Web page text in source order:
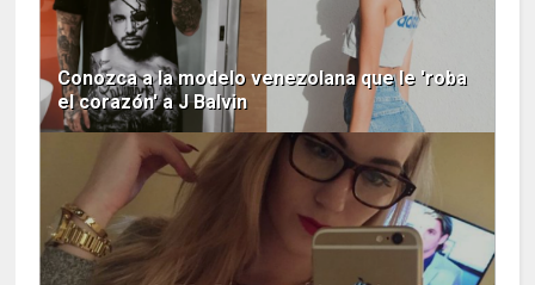
Conozca a la modelo venezolana que le 'roba
el corazón' a J Balvin